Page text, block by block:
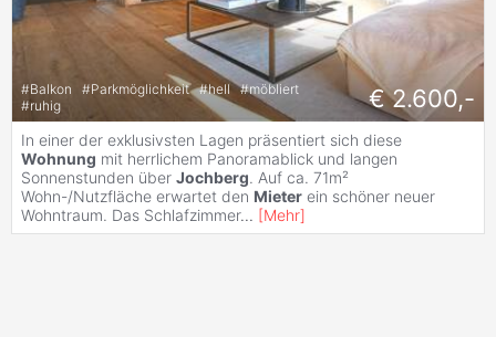
#Balkon #Parkmöglichkeit #hell #möbliert
#ruhig € 2.600,-
In einer der exklusivsten Lagen präsentiert sich diese
Wohnung mit herrlichem Panoramablick und langen
Sonnenstunden über Jochberg. Auf ca. 71m²
Wohn-/Nutzfläche erwartet den Mieter ein schöner neuer
Wohntraum. Das Schlafzimmer... [Mehr]